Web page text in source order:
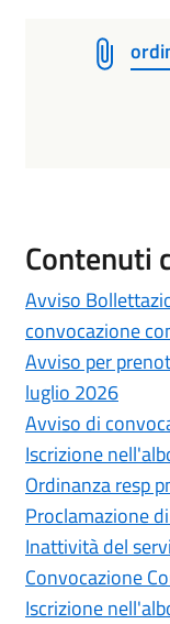
Contenuti
Avviso
convocazione
Avviso per
luglio 2026
Avviso di
Iscrizione
Ordinanza resp
Proclamazione
Inattività del
Convocazione
Iscrizione